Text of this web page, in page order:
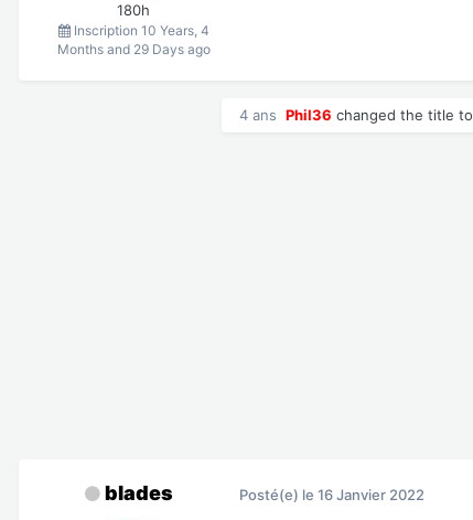
180h
Inscription 10 Years, 4
Months and 29 Days ago
4 ans Phil36 changed the title to
blades Posté(e) le 16 Janvier 2022